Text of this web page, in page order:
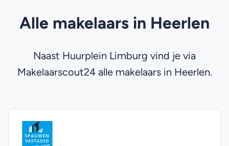
Alle makelaars in Heerlen
Naast Huurplein Limburg vind je via
Makelaarscout24 alle makelaars in Heerlen.